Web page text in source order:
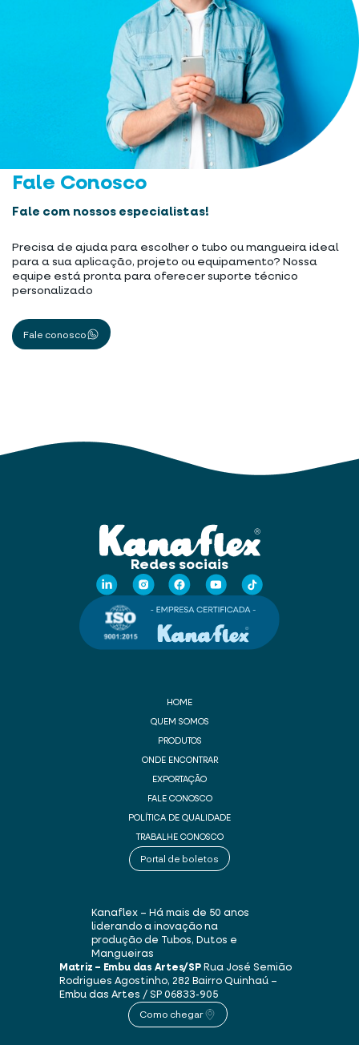
Fale Conosco
Fale com nossos especialistas!
Precisa de ajuda para escolher o tubo ou mangueira ideal
para a sua aplicação, projeto ou equipamento? Nossa
equipe está pronta para oferecer suporte técnico
personalizado
Fale conosco
Redes sociais
HOME
QUEM SOMOS
PRODUTOS
ONDE ENCONTRAR
EXPORTAÇÃO
FALE CONOSCO
POLÍTICA DE QUALIDADE
TRABALHE CONOSCO
Portal de boletos
Kanaflex – Há mais de 50 anos
liderando a inovação na
produção de Tubos, Dutos e
Mangueiras
Matriz – Embu das Artes/SPRua José Semião
Rodrigues Agostinho, 282 Bairro Quinhaú –
Embu das Artes / SP06833-905
Como chegar